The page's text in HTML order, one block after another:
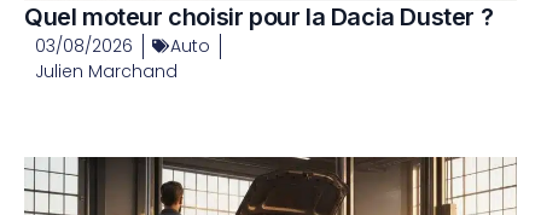
Quel moteur choisir pour la Dacia Duster ?
03/08/2026
Auto
Julien Marchand